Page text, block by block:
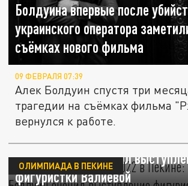
Болдуина впервые после
украинского оператора
съёмках нового фильма
09 ФЕВРАЛЯ 07:39
Алек Болдуин спустя три
трагедии на съёмках фильма
вернулся к работе.
Зимняя Олимпиада-2022 в
Алек Болдуин оценил
фигуристки Валиевой
ОЛИМПИАДА В ПЕКИНЕ